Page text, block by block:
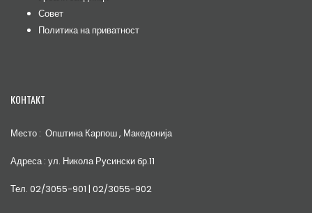
Совет
Политика на приватност
КОНТАКТ
Место : Општина Карпош , Македонија
Адреса : ул. Никола Русински бр.11
Тел. 02/3055-901 | 02/3055-902